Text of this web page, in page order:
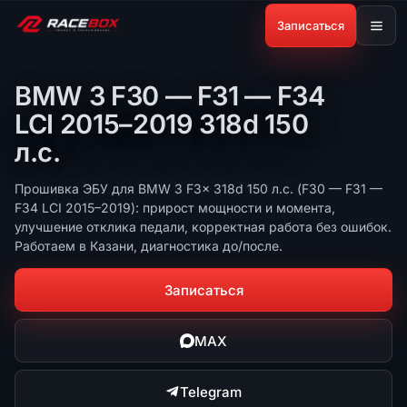
Записаться
BMW 3 F30 — F31 — F34
LCI 2015–2019 318d 150
л.с.
Прошивка ЭБУ для BMW 3 F3x 318d 150 л.с. (F30 — F31 —
F34 LCI 2015–2019): прирост мощности и момента,
улучшение отклика педали, корректная работа без ошибок.
Работаем в Казани, диагностика до/после.
Записаться
MAX
Telegram